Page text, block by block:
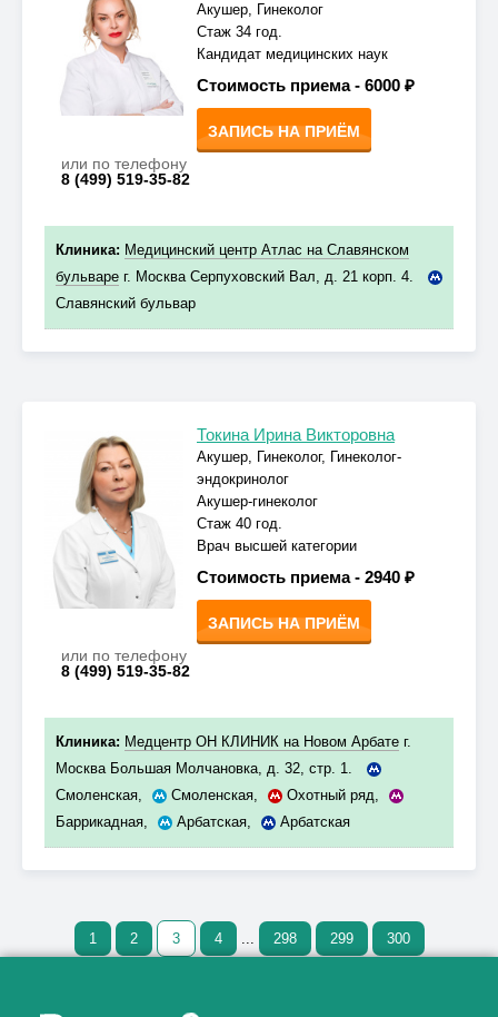
Акушер, Гинеколог
Стаж 34 год.
Кандидат медицинских наук
Стоимость приема - 6000 ₽
ЗАПИСЬ НА ПРИЁМ
или по телефону
8 (499) 519-35-82
Клиника: Медицинский центр Атлас на Славянском
бульваре г. Москва Серпуховский Вал, д. 21 корп. 4.
Славянский бульвар
Токина Ирина Викторовна
Акушер, Гинеколог, Гинеколог-
эндокринолог
Акушер-гинеколог
Стаж 40 год.
Врач высшей категории
Стоимость приема - 2940 ₽
ЗАПИСЬ НА ПРИЁМ
или по телефону
8 (499) 519-35-82
Клиника: Медцентр ОН КЛИНИК на Новом Арбате г.
Москва Большая Молчановка, д. 32, стр. 1.
Смоленская, Смоленская, Охотный ряд,
Баррикадная, Арбатская, Арбатская
1 2 3 4 ... 298 299 300